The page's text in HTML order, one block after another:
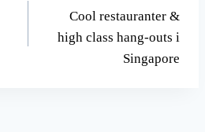
Cool restauranter &
high class hang-outs i
Singapore